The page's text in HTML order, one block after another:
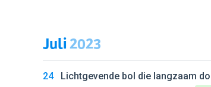
Juli2023
24 Lichtgevende bol die langzaam